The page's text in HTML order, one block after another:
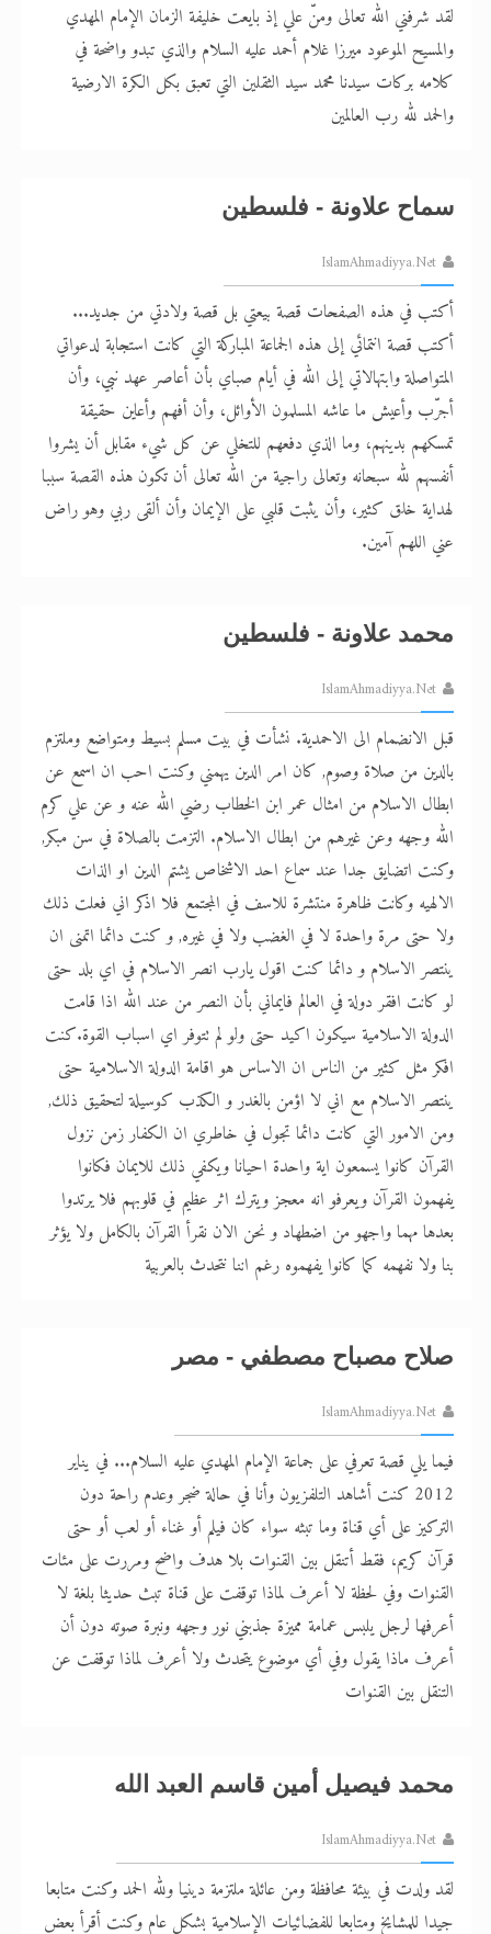
لقد شرفني الله تعالى ومنّ علي إذ بايعت خليفة الزمان الإمام المهدي
والمسيح الموعود ميرزا غلام أحمد عليه السلام والذي تبدو واضحة في
كلامه بركات سيدنا محمد سيد الثقلين التي تعبق بكل الكرة الارضية
والحمد لله رب العالمين
سماح علاونة - فلسطين
IslamAhmadiyya.Net
أكتب في هذه الصفحات قصة بيعتي بل قصة ولادتي من جديد...
أكتب قصة انتمائي إلى هذه الجماعة المباركة التي كانت استجابة لدعواتي
المتواصلة وابتهالاتي إلى الله في أيام صباي بأن أعاصر عهد نبي، وأن
أجرّب وأعيش ما عاشه المسلمون الأوائل، وأن أفهم وأعاين حقيقة
تمسكهم بدينهم، وما الذي دفعهم للتخلي عن كل شيء مقابل أن يشروا
أنفسهم لله سبحانه وتعالى راجية من الله تعالى أن تكون هذه القصة سببا
لهداية خلق كثير، وأن يثبت قلبي على الإيمان وأن ألقى ربي وهو راض
عني اللهم آمين.
محمد علاونة - فلسطين
IslamAhmadiyya.Net
قبل الانضمام الى الاحمدية. نشأت في بيت مسلم بسيط ومتواضع وملتزم
بالدين من صلاة وصوم, كان امر الدين يهمني وكنت احب ان اسمع عن
ابطال الاسلام من امثال عمر ابن الخطاب رضي الله عنه و عن علي كرم
الله وجهه وعن غيرهم من ابطال الاسلام. التزمت بالصلاة في سن مبكر,
وكنت اتضايق جدا عند سماع احد الاشخاص يشتم الدين او الذات
الالهيه وكانت ظاهرة منتشرة للاسف في المجتمع فلا اذكر اني فعلت ذلك
ولا حتى مرة واحدة لا في الغضب ولا في غيره, و كنت دائما اتمنى ان
ينتصر الاسلام و دائما كنت اقول يارب انصر الاسلام في اي بلد حتى
لو كانت افقر دولة في العالم فايماني بأن النصر من عند الله اذا قامت
الدولة الاسلامية سيكون اكيد حتى ولو لم تتوفر اي اسباب القوة.كنت
افكر مثل كثير من الناس ان الاساس هو اقامة الدولة الاسلامية حتى
ينتصر الاسلام مع اني لا اؤمن بالغدر و الكذب كوسيلة لتحقيق ذلك,
ومن الامور التي كانت دائما تجول في خاطري ان الكفار زمن نزول
القرآن كانوا يسمعون اية واحدة احيانا ويكفي ذلك للايمان فكانوا
يفهمون القرآن ويعرفو انه معجز ويترك اثر عظيم في قلوبهم فلا يرتدوا
بعدها مهما واجهو من اضطهاد و نحن الان نقرأ القرآن بالكامل ولا يؤثر
بنا ولا نفهمه كما كانوا يفهموه رغم اننا نتحدث بالعربية
صلاح مصباح مصطفي - مصر
IslamAhmadiyya.Net
فيما يلي قصة تعرفي على جماعة الإمام المهدي عليه السلام... في يناير
2012 كنت أشاهد التلفزيون وأنا في حالة ضجر وعدم راحة دون
التركيز على أي قناة وما تبثه سواء كان فيلم أو غناء أو لعب أو حتى
قرآن كريم، فقط أتنقل بين القنوات بلا هدف واضح ومررت على مئات
القنوات وفي لحظة لا أعرف لماذا توقفت على قناة تبث حديثا بلغة لا
أعرفها لرجل يلبس عمامة مميزة جذبني نور وجهه ونبرة صوته دون أن
أعرف ماذا يقول وفي أي موضوع يتحدث ولا أعرف لماذا توقفت عن
التنقل بين القنوات
محمد فيصيل أمين قاسم العبد الله
IslamAhmadiyya.Net
لقد ولدت في بيئة محافظة ومن عائلة ملتزمة دينيا ولله الحمد وكنت متابعا
جيدا للمشايخ ومتابعا للفضائيات الإسلامية بشكل عام وكنت أقرأ بعض